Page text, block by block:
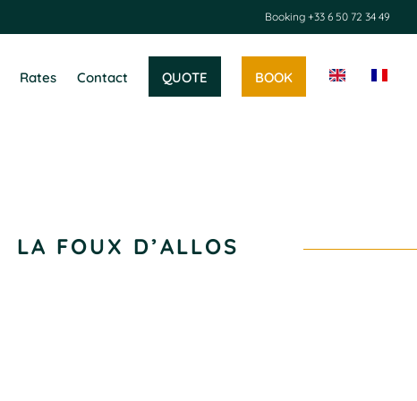
Booking +33 6 50 72 34 49
Rates Contact QUOTE BOOK
LA FOUX D’ALLOS